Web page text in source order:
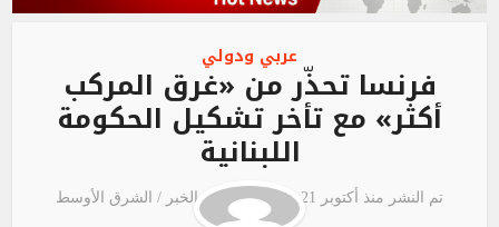
عربي ودولي
فرنسا تحذّر من «غرق المركب
أكثر» مع تأخر تشكيل الحكومة
اللبنانية
تم النشر منذ أكتوبر 21, 2020 مصدر الخبر / الشرق الأوسط